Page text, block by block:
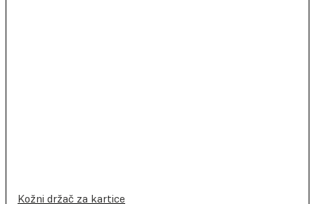
Kožni držač za kartice